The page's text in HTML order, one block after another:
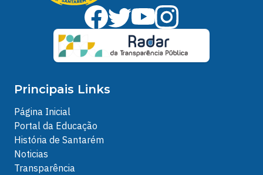
Principais Links
Página Inicial
Portal da Educação
História de Santarém
Noticias
Transparência